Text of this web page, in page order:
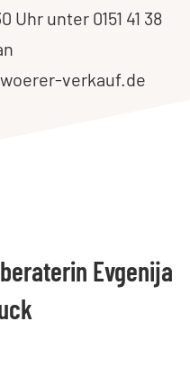
Uhr unter 0151 41 38
verkauf.de
Evgenija